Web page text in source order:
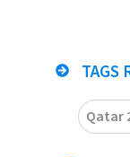
TAGS
Qatar